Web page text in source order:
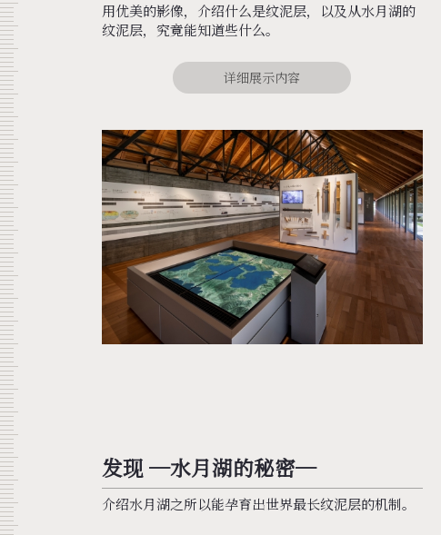
用优美的影像，介绍什么是纹泥层，以及从水月湖的
纹泥层，究竟能知道些什么。
发现 ─水月湖的秘密─
介绍水月湖之所以能孕育出世界最长纹泥层的机制。